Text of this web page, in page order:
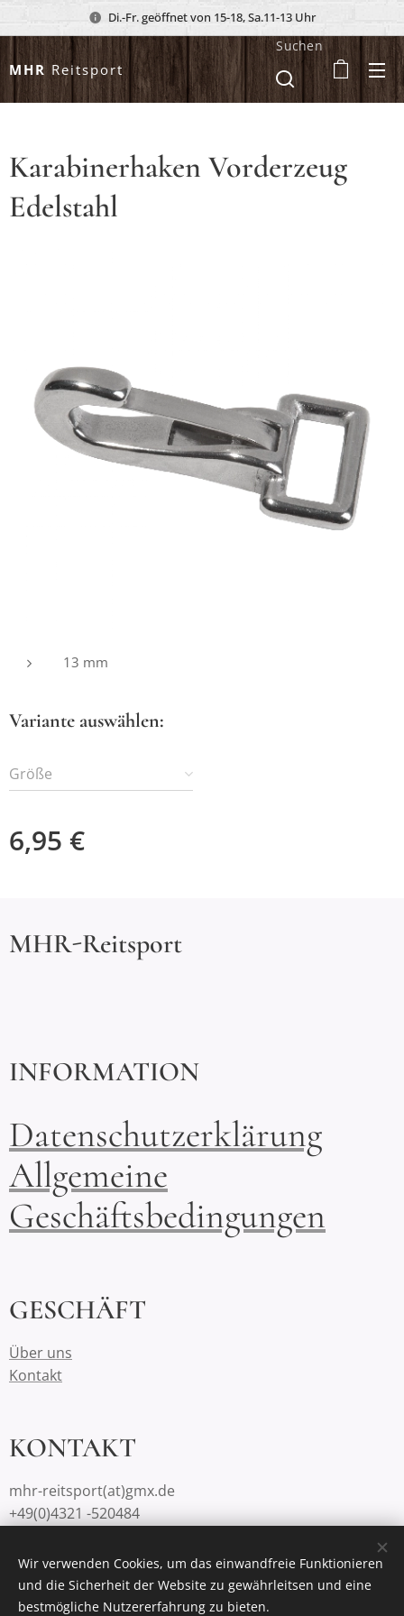
Di.-Fr. geöffnet von 15-18, Sa.11-13 Uhr
MHR Reitsport
Suchen
Karabinerhaken Vorderzeug
Edelstahl
13 mm
Variante auswählen:
Größe
6,95 €
MHR-Reitsport
INFORMATION
Datenschutzerklärung
Allgemeine
Geschäftsbedingungen
GESCHÄFT
Über uns
Kontakt
KONTAKT
mhr-reitsport(at)gmx.de
+49(0)4321 -520484
Unterstützt vonWebnode Cookies
Wir verwenden Cookies, um das einwandfreie Funktionieren
und die Sicherheit der Website zu gewährleitsen und eine
bestmögliche Nutzererfahrung zu bieten.